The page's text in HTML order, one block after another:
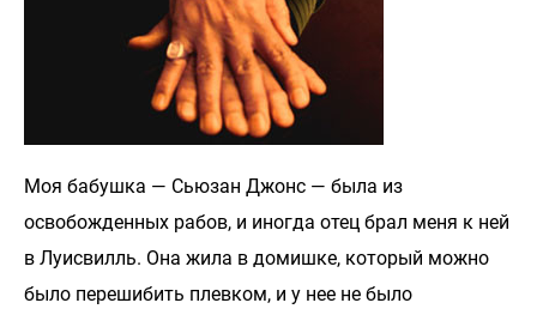
Моя бабушка — Сьюзан Джонс — была из
освобожденных рабов, и иногда отец брал меня к ней
в Луисвилль. Она жила в домишке, который можно
было перешибить плевком, и у нее не было